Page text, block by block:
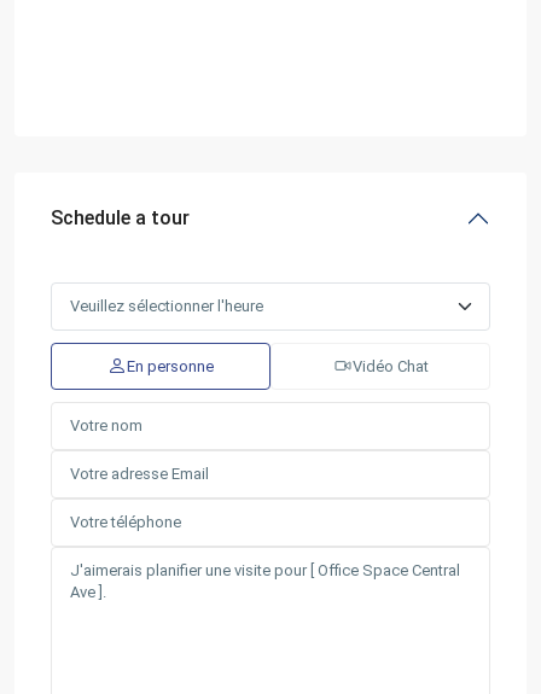
Schedule a tour
En personne Vidéo Chat